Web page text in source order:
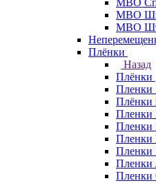
МВО
МВО
МВО
Плёнки
Назад
Плёнки
Пленки
Плёнки
Пленки
Пленки
Пленки
Пленки
Пленки
Пленки